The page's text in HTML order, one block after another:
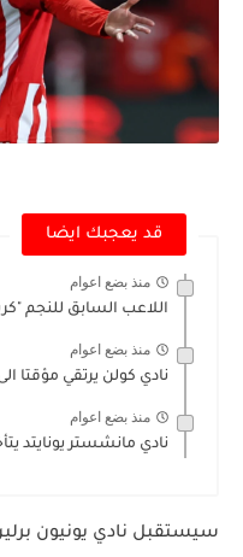
قد يعجبك ايضا
منذ بضع اعوام
اللاعب السابق للنجم
منذ بضع اعوام
نادي كولن يرتقي مؤقتا
منذ بضع اعوام
نادي مانشستر يونايتد
سيستقبل نادي يونيون